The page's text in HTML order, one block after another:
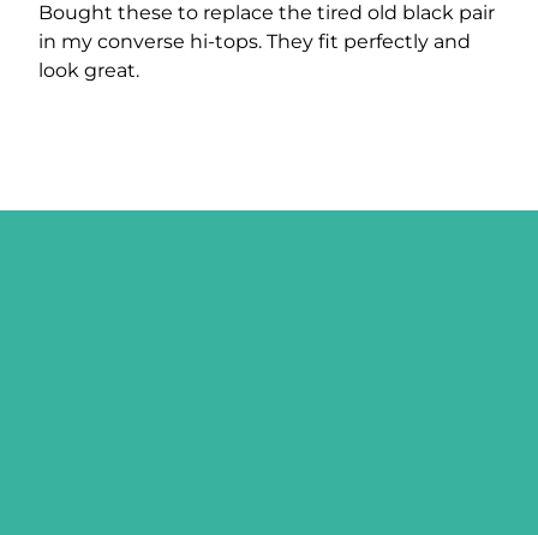
Bought these to replace the tired old black pair
in my converse hi-tops. They fit perfectly and
look great.